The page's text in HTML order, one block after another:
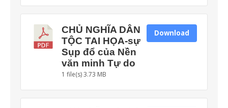
CHỦ NGHĨA DÂN
TỘC TAI HỌA-sự
Sụp đổ của Nền
văn minh Tự do
1 file(s)3.73 MB
Download